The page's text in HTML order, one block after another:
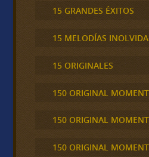
15 GRANDES ÉXITOS
15 MELODÍAS
15 ORIGINALES
150 ORIGINAL
150 ORIGINAL
150 ORIGINAL